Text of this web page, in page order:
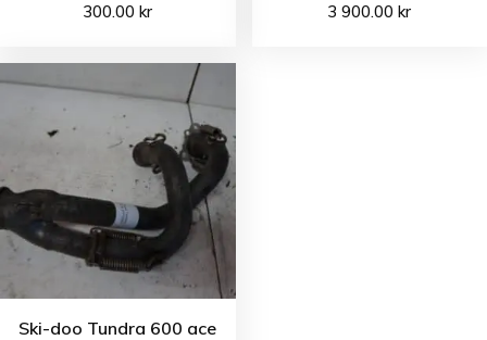
300.00kr 3 900.00kr
Ski-doo Tundra 600 ace